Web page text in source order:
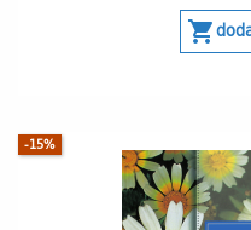
shopping_cart
-15%